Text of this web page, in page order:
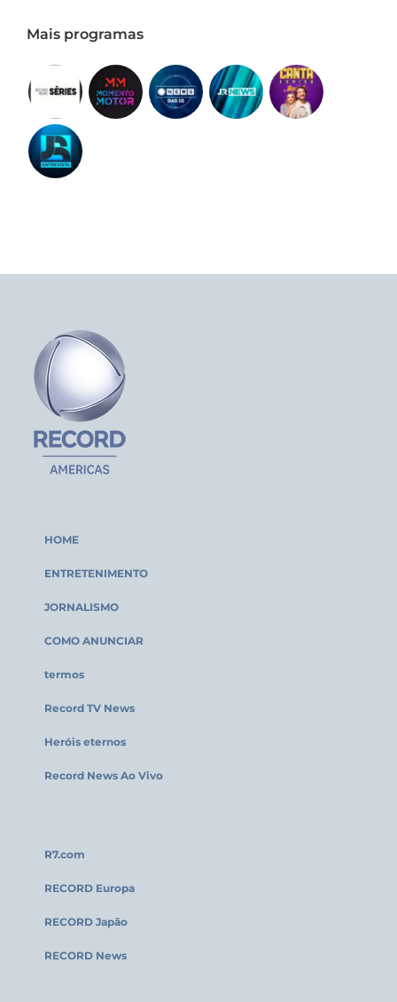
Mais programas
HOME
ENTRETENIMENTO
JORNALISMO
COMO ANUNCIAR
termos
Record TV News
Heróis eternos
Record News Ao Vivo
R7.com
RECORD Europa
RECORD Japão
RECORD News